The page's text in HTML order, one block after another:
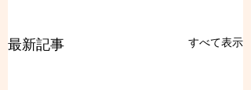
最新記事 すべて表示